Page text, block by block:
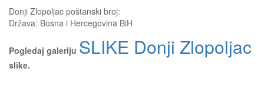
Donji Zlopoljac poštanski broj:
Država: Bosna i Hercegovina BiH
Pogledaj galeriju SLIKE Donji Zlopoljac
slike.